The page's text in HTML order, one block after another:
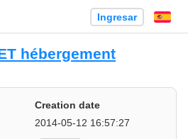
Ingresar
hébergement
Creation date
2014-05-12 16:57:27